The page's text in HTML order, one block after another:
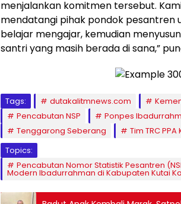
menjalankan komitmen tersebut.
mendatangi pihak pondok pesantren
belajar mengajar, kemudian
santri yang masih berada di sana,”
Tags: dutakalitmnews.com
Pencabutan NSP
Ponpes
Tenggarong Seberang
Tim TRC PPA
Topics:
Pencabutan Nomor Statistik Pesantren
Modern Ibadurrahman di Kabupaten Kutai